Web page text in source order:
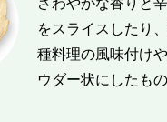
をスライスしたり
種料理の風味付け
ウダー状にしたも